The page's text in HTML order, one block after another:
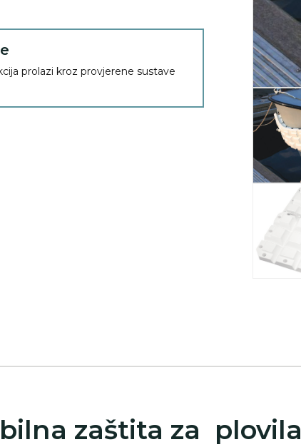
prolazi kroz provjerene sustave
zaštita za plovila